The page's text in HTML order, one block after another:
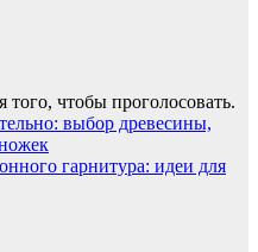
того, чтобы проголосовать.
выбор древесины,
гарнитура: идеи для